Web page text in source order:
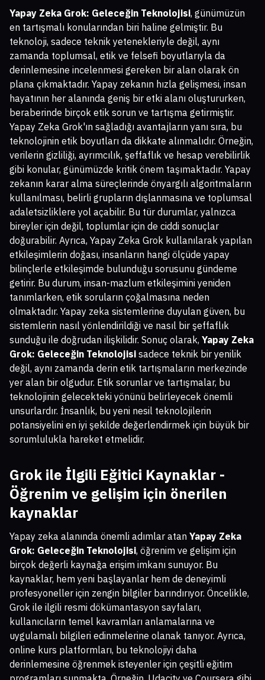
Yapay Zeka Grok: Geleceğin Teknolojisi, günümüzün
en tartışmalı konularından biri haline gelmiştir. Bu
teknoloji, sadece teknik yetenekleriyle değil, aynı
zamanda toplumsal, etik ve felsefi boyutlarıyla da
derinlemesine incelenmesi gereken bir alan olarak ön
plana çıkmaktadır. Yapay zekanın hızla gelişmesi, insan
hayatının her alanında geniş bir etki alanı oluştururken,
beraberinde birçok etik sorun ve tartışma getirmiştir.
Yapay Zeka Grok'ın sağladığı avantajların yanı sıra, bu
teknolojinin etik boyutları da dikkate alınmalıdır. Örneğin,
verilerin gizliliği, ayrımcılık, şeffaflık ve hesap verebilirlik
gibi konular, günümüzde kritik önem taşımaktadır. Yapay
zekanın karar alma süreçlerinde önyargılı algoritmaların
kullanılması, belirli grupların dışlanmasına ve toplumsal
adaletsizliklere yol açabilir. Bu tür durumlar, yalnızca
bireyler için değil, toplumlar için de ciddi sonuçlar
doğurabilir. Ayrıca, Yapay Zeka Grok kullanılarak yapılan
etkileşimlerin doğası, insanların hangi ölçüde yapay
bilinçlerle etkileşimde bulunduğu sorusunu gündeme
getirir. Bu durum, insan-mazlum etkileşimini yeniden
tanımlarken, etik soruların çoğalmasına neden
olmaktadır. Yapay zeka sistemlerine duyulan güven, bu
sistemlerin nasıl yönlendirildiği ve nasıl bir şeffaflık
sunduğu ile doğrudan ilişkilidir. Sonuç olarak, Yapay Zeka
Grok: Geleceğin Teknolojisi sadece teknik bir yenilik
değil, aynı zamanda derin etik tartışmaların merkezinde
yer alan bir olgudur. Etik sorunlar ve tartışmalar, bu
teknolojinin gelecekteki yönünü belirleyecek önemli
unsurlardır. İnsanlık, bu yeni nesil teknolojilerin
potansiyelini en iyi şekilde değerlendirmek için büyük bir
sorumlulukla hareket etmelidir.
Grok ile İlgili Eğitici Kaynaklar -
Öğrenim ve gelişim için önerilen
kaynaklar
Yapay zeka alanında önemli adımlar atan Yapay Zeka
Grok: Geleceğin Teknolojisi, öğrenim ve gelişim için
birçok değerli kaynağa erişim imkanı sunuyor. Bu
kaynaklar, hem yeni başlayanlar hem de deneyimli
profesyoneller için zengin bilgiler barındırıyor. Öncelikle,
Grok ile ilgili resmi dökümantasyon sayfaları,
kullanıcıların temel kavramları anlamalarına ve
uygulamalı bilgileri edinmelerine olanak tanıyor. Ayrıca,
online kurs platformları, bu teknolojiyi daha
derinlemesine öğrenmek isteyenler için çeşitli eğitim